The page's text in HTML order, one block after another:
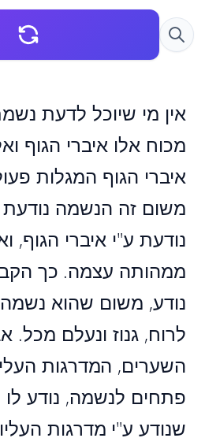
אין מי שיוכל לדעת
מכוח אלו איברי הגוף
איברי הגוף המגלות
משום זה הנשמה נודעת
נודעת ע"י איברי הגוף,
ממהותה עצמה. כך
נודע, משום שהוא
לרוח, גנוז ונעלם מכל.
השערים, המדרגות
פתחים לנשמה, נודע
שנודע ע"י מדרגות